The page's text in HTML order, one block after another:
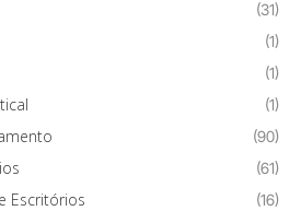
(31)
(1)
(1)
(1)
(90)
(61)
Escritórios (16)